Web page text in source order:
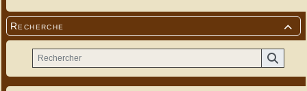

Recherche